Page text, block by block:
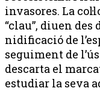
invasores. La
“clau”, diuen
nidificació de
seguiment de
descarta el
estudiar la seva